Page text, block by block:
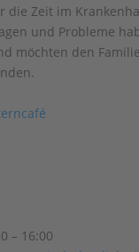
die Zeit im
und Probleme
möchten den
– 16:00